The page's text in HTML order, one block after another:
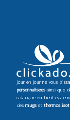
jour en jour ne vous
personnaliséesainsi que
catalogue contient
des mugset thermos